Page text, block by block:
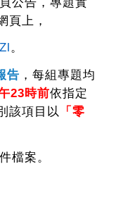
頁上，
。
告 ，每組專題均
23時前依指定
該項目以 「零
檔案。